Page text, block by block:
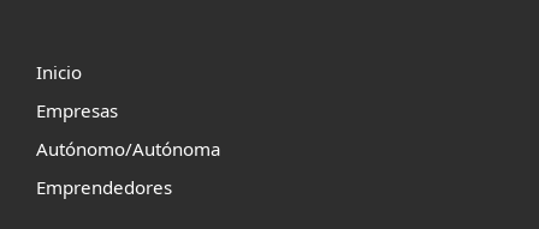
Inicio
Empresas
Autónomo/Autónoma
Emprendedores